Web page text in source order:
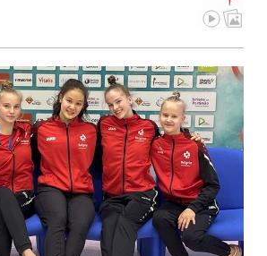
Bühne frei für die Schweizerinnen